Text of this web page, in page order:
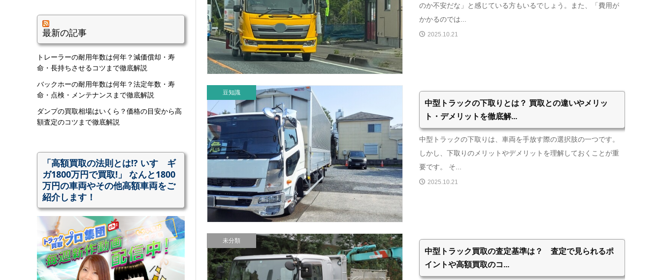
のか不安だな」と感じている方もいるでしょう。また、「費用が
かかるのでは...
2025.10.21
豆知識
中型トラックの下取りとは？ 買取との違いやメリッ
ト・デメリットを徹底解...
中型トラックの下取りは、車両を手放す際の選択肢の一つです。
しかし、下取りのメリットやデメリットを理解しておくことが重
要です。 そ...
2025.10.21
未分類
中型トラック買取の査定基準は？ 査定で見られるポ
イントや高額買取のコ...
最新の記事
トレーラーの耐用年数は何年？減価償却・寿
命・長持ちさせるコツまで徹底解説
バックホーの耐用年数は何年？法定年数・寿
命・点検・メンテナンスまで徹底解説
ダンプの買取相場はいくら？価格の目安から高
額査定のコツまで徹底解説
「高額買取の法則とは!? いすゞギ
ガ1800万円で買取!」 なんと1800
万円の車両やその他高額車両をご
紹介します！